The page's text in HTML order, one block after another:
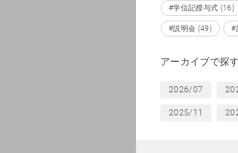
#学位記授与式 (16)
#説明会 (49) #
アーカイブで探す
2026/07
2025/11